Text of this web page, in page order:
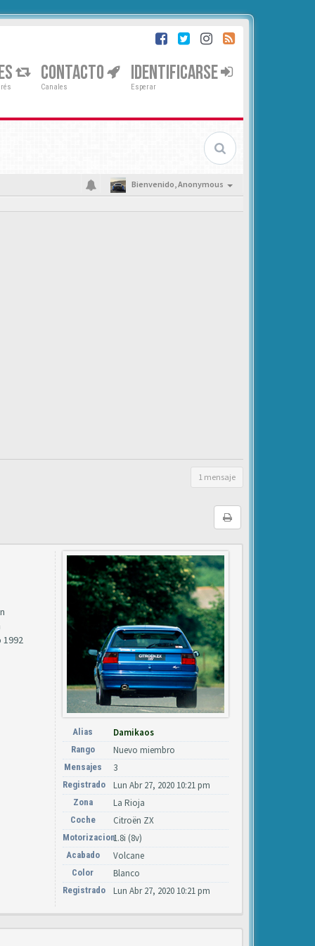
CONTACTO
Canales
IDENTIFICARSE
Esperar
Bienvenido,Anonymous
1 mensaje
1992
Alias Damikaos
Rango Nuevo miembro
Mensajes 3
Registrado Lun Abr 27, 2020 10:21 pm
Zona La Rioja
Coche Citroën ZX
Motorizacion1.8i (8v)
Acabado Volcane
Color Blanco
Registrado Lun Abr 27, 2020 10:21 pm